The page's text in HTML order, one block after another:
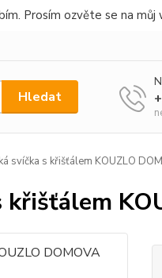
Prosím ozvěte se na
Hledat
svíčka s křišťálem KOUZLO